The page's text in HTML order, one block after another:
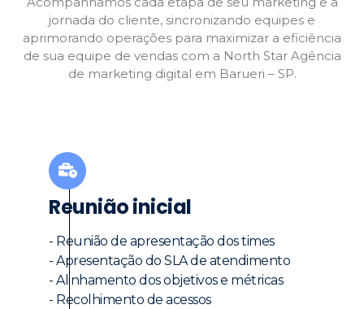
jornada do cliente, sincronizando equipes e
aprimorando operações para maximizar a eficiência
de sua equipe de vendas com a North Star Agência
de marketing digital em Barueri – SP.
Reunião inicial
- Reunião de apresentação dos times
- Apresentação do SLA de atendimento
- Alinhamento dos objetivos e métricas
- Recolhimento de acessos